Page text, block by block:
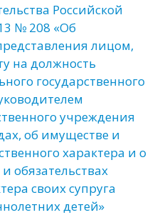
Российской
№ 208 «Об
лицом,
на должность
государственного
учреждения
об имуществе и
характера и о
обязательствах
своих супруга
детей»